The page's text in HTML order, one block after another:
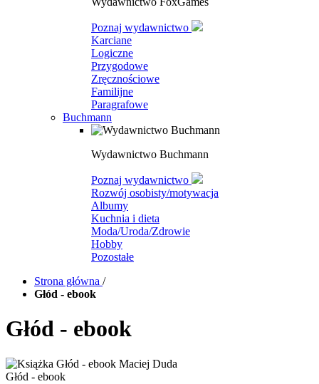
Poznaj wydawnictwo
Karciane
Logiczne
Przygodowe
Zręcznościowe
Familijne
Paragrafowe
Buchmann
Wydawnictwo Buchmann
Poznaj wydawnictwo
Rozwój osobisty/motywacja
Albumy
Kuchnia i dieta
Moda/Uroda/Zdrowie
Hobby
Pozostałe
Strona główna /
Głód - ebook
Głód - ebook
Głód - ebook